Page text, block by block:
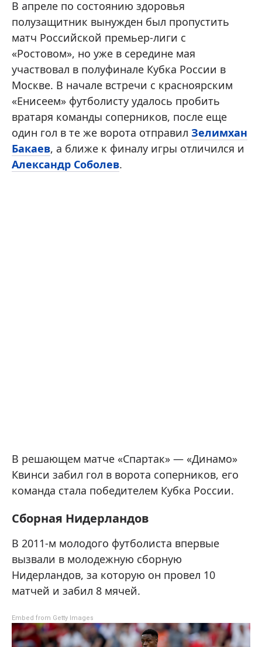
В апреле по состоянию здоровья
полузащитник вынужден был пропустить
матч Российской премьер-лиги с
«Ростовом», но уже в середине мая
участвовал в полуфинале Кубка России в
Москве. В начале встречи с красноярским
«Енисеем» футболисту удалось пробить
вратаря команды соперников, после еще
один гол в те же ворота отправил Зелимхан
Бакаев, а ближе к финалу игры отличился и
Александр Соболев.
В решающем матче «Спартак» — «Динамо»
Квинси забил гол в ворота соперников, его
команда стала победителем Кубка России.
Сборная Нидерландов
В 2011-м молодого футболиста впервые
вызвали в молодежную сборную
Нидерландов, за которую он провел 10
матчей и забил 8 мячей.
Embed from Getty Images